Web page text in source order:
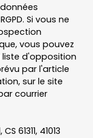
Si vous ne
vous pouvez
d'opposition
par l'article
sur le site
courrier
61311, 41013